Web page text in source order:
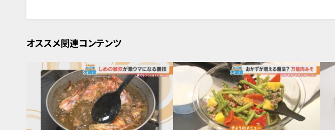
オススメ関連コンテンツ